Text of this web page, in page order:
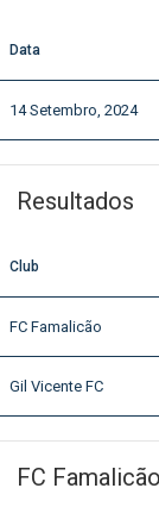
Data
14 Setembro, 2024
Resultados
Club
FC Famalicão
Gil Vicente FC
FC Famalicão